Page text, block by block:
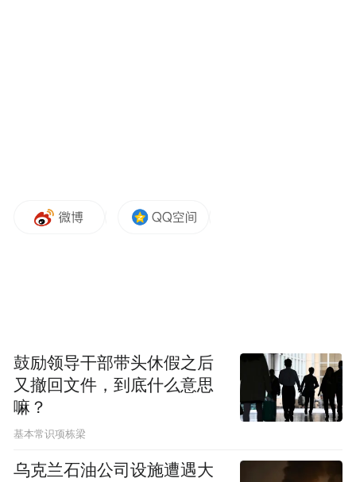
鼓励领导干部带头休假之后
又撤回文件，到底什么意思
嘛？
基本常识项栋梁
乌克兰石油公司设施遭遇大